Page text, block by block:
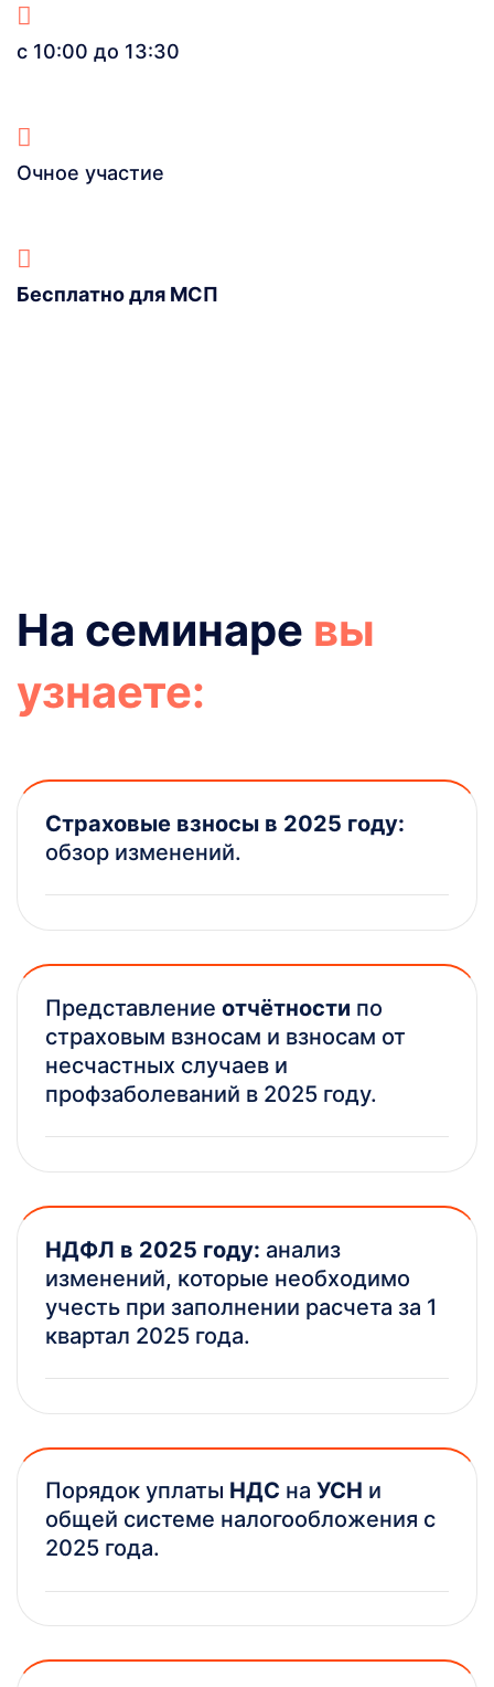
с 10:00 до 13:30
Очное участие
Бесплатно для МСП
На семинаре вы
узнаете:
Страховые взносы в 2025 году:
обзор изменений.
Представление отчётности по
страховым взносам и взносам от
несчастных случаев и
профзаболеваний в 2025 году.
НДФЛ в 2025 году: анализ
изменений, которые необходимо
учесть при заполнении расчета за 1
квартал 2025 года.
Порядок уплаты НДС на УСН и
общей системе налогообложения с
2025 года.